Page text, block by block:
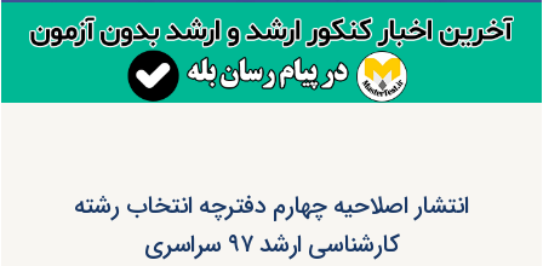
انتشار اصلاحیه چهارم دفترچه انتخاب رشته
کارشناسی ارشد ۹۷ سراسری